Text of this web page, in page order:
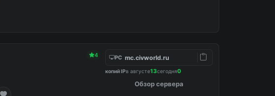
4 PC mc.civworld.ru
копий IPв августе13сегодня0
Обзор сервера